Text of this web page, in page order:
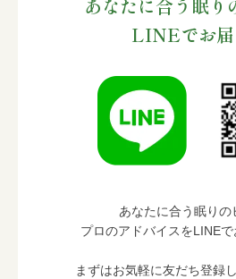
あなたに合う眠り
LINEでお届
あなたに合う眠りの
プロのアドバイスをLINEで
まずはお気軽に友だち登録